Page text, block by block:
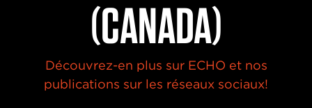
(CANADA)
Découvrez-en plus sur ECHO et nos
publications sur les réseaux sociaux!